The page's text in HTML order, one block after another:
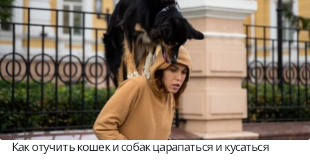
Как отучить кошек и собак царапаться и кусаться